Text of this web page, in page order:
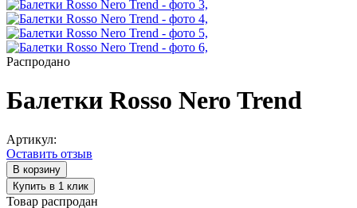
Распродано
Балетки Rosso Nero Trend
Артикул:
Оставить отзыв
В корзину
Купить в 1 клик
Товар распродан